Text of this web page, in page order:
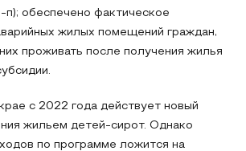
обеспечено фактическое
жилых помещений граждан,
проживать после получения жилья
с 2022 года действует новый
жильем детей-сирот. Однако
по программе ложится на